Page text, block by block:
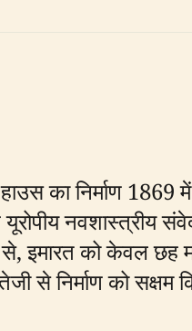
का निर्माण 1869
नवशास्त्रीय
इमारत को केवल छह
से निर्माण को सक्षम